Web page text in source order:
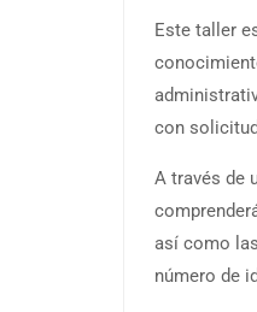
Este taller
con
A través de
así como
número de